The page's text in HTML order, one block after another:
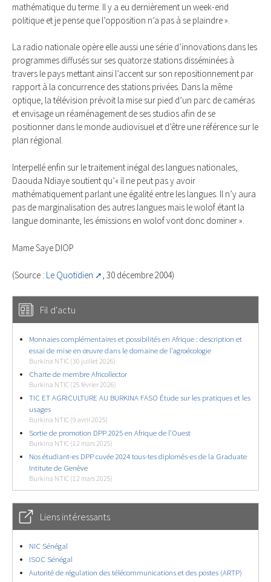
mathématique du terme. Il y a eu dernièrement un week-end
politique et je pense que l’opposition n’a pas à se plaindre ».
La radio nationale opère elle aussi une série d’innovations dans les
programmes diffusés sur ses quatorze stations disséminées à
travers le pays mettant ainsi l’accent sur son repositionnement par
rapport à la concurrence des stations privées. Dans la même
optique, la télévision prévoit la mise sur pied d’un parc de caméras
et envisage un réaménagement de ses studios afin de se
positionner dans le monde audiovisuel et d’être une référence sur le
plan régional.
Interpellé enfin sur le traitement inégal des langues nationales,
Daouda Ndiaye soutient qu’« il ne peut pas y avoir
mathématiquement parlant une égalité entre les langues. Il n’y aura
pas de marginalisation des autres langues mais le wolof étant la
langue dominante, les émissions en wolof vont donc dominer ».
Mame Saye DIOP
(Source : Le Quotidien , 30 décembre 2004)
Fil d'actu
Monnaies complémentaires et possibilités en Afrique : description et
essai de mise en œuvre dans le domaine de l’agroécologie
Burkina NTIC (30 juillet 2026)
Charte de membre Africollector
Burkina NTIC (25 février 2026)
TIC ET AGRICULTURE AU BURKINA FASO Étude sur les pratiques et les
usages
Burkina NTIC (9 avril 2025)
Sortie de promotion DPP 2025 en Afrique de l’Ouest
Burkina NTIC (12 mars 2025)
Nos étudiant-es DPP cuvée 2024 tous-tes diplomés-es de la Graduate
Intitute de Genève
Burkina NTIC (12 mars 2025)
Liens intéressants
NIC Sénégal
ISOC Sénégal
Autorité de régulation des télécommunications et des postes (ARTP)